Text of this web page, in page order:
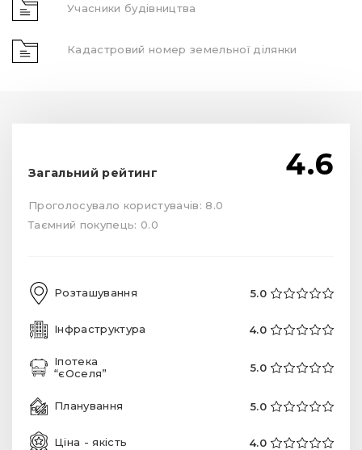
Учасники будівництва
Кадастровий номер земельної ділянки
Загальний рейтинг 4.6
Проголосувало користувачів: 8.0
Таємний покупець: 0.0
Розташування 5.0
Інфраструктура 4.0
Іпотека
“єОселя”
5.0
Планування 5.0
Ціна - якість 4.0